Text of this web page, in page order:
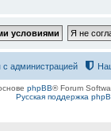
с администрацией
phpBB® Forum
Русская поддержка